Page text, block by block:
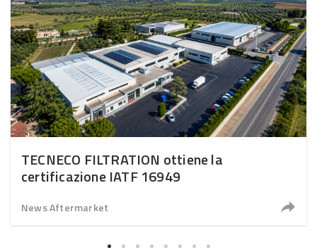
TECNECO FILTRATION ottiene la
certificazione IATF 16949
News Aftermarket